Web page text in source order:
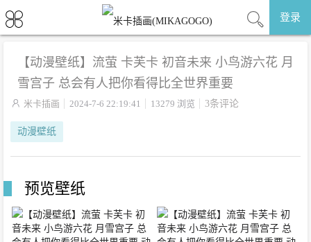
登录
【动漫壁纸】流萤 卡芙卡 初音未来 小鸟游六花 月
雪宫子 总会有人把你看得比全世界重要
 米卡插画 2024-7-6 22:19:41 13279 浏览 3条评论
动漫壁纸
预览壁纸